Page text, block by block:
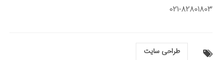
021-82801803​
طراحی سایت